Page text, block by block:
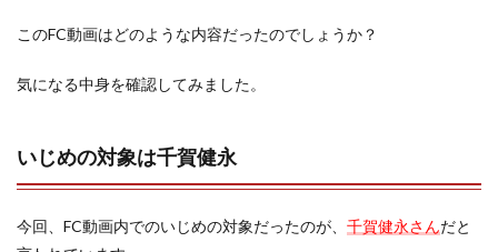
このFC動画はどのような内容だったのでしょうか？
気になる中身を確認してみました。
いじめの対象は千賀健永
今回、FC動画内でのいじめの対象だったのが、 千賀健永さんだと